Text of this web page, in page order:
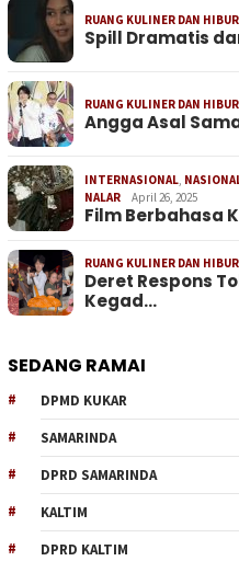
RUANG KULINER DAN
Spill Dramatis
RUANG KULINER DAN
Angga Asal
INTERNASIONAL,
NALAR
April 26, 2025
Film Berbahasa
RUANG KULINER DAN
Deret Respons
Kegad…
SEDANG RAMAI
DPMD KUKAR
SAMARINDA
DPRD SAMARINDA
KALTIM
DPRD KALTIM